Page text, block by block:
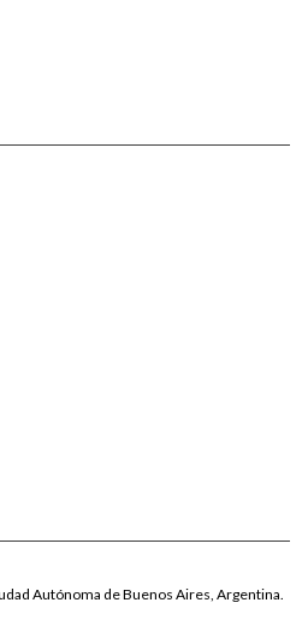
Autónoma de Buenos Aires, Argentina.